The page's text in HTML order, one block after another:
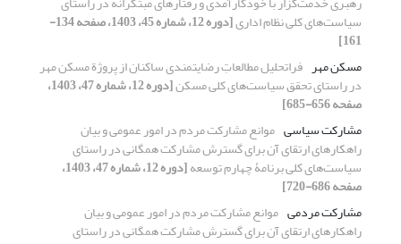
سیاست‌های کلی نظام اداری [دوره 12، شماره 45، 1403، صفحه 134-
161]
مسکن مهر فراتحلیل مطالعاتِ رضایتمندی ساکنان از پروژة مسکن مهر
در راستای تحقق سیاست‌های کلی مسکن [دوره 12، شماره 47، 1403،
صفحه 656-685]
مشارکت سیاسی موانع مشارکت مردم در امور عمومی و بیان
راهکارهای ارتقای آن برای گسترش مشارکت همگانی در راستای
سیاست‌های کلی برنامۀ چهارم توسعه [دوره 12، شماره 47، 1403،
صفحه 686-720]
مشارکت مردمی موانع مشارکت مردم در امور عمومی و بیان
راهکارهای ارتقای آن برای گسترش مشارکت همگانی در راستای